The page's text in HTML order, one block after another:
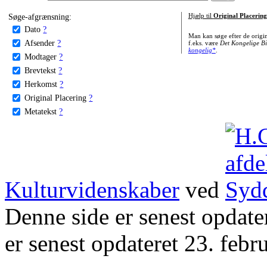
Søge-afgrænsning:
Dato ?
Afsender ?
Modtager ?
Brevtekst ?
Herkomst ?
Original Placering ?
Metatekst ?
Hjælp til Original Placering
Man kan søge efter de
f.eks. være Det Kongelige
kongelig*.
Kulturvidenskaber ved
Denne side er senest
er senest opdateret 23.